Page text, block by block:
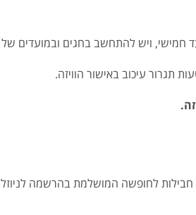
תגרור עיכוב באישור הוויזה.
לחופשה המושלמת בהרשמה